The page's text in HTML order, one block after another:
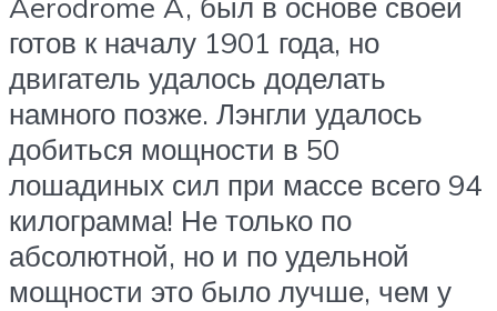
готов к началу 1901 года, но
двигатель удалось доделать
намного позже. Лэнгли удалось
добиться мощности в 50
лошадиных сил при массе всего 94
килограмма! Не только по
абсолютной, но и по удельной
мощности это было лучше, чем у